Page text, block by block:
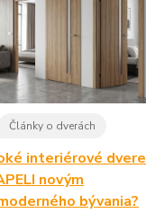
Články o dverách
interiérové dvere
novým
bývania?